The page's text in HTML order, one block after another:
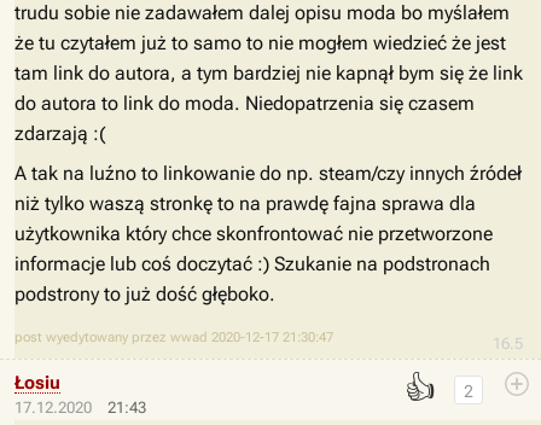
16.5
trudu sobie nie zadawałem dalej opisu moda bo myślałem
że tu czytałem już to samo to nie mogłem wiedzieć że jest
tam link do autora, a tym bardziej nie kapnął bym się że link
do autora to link do moda. Niedopatrzenia się czasem
zdarzają :(
A tak na luźno to linkowanie do np. steam/czy innych źródeł
niż tylko waszą stronkę to na prawdę fajna sprawa dla
użytkownika który chce skonfrontować nie przetworzone
informacje lub coś doczytać :) Szukanie na podstronach
podstrony to już dość głęboko.
post wyedytowany przez wwad 2020-12-17 21:30:47
17.12.2020 21:43
👍 2
Łosiu